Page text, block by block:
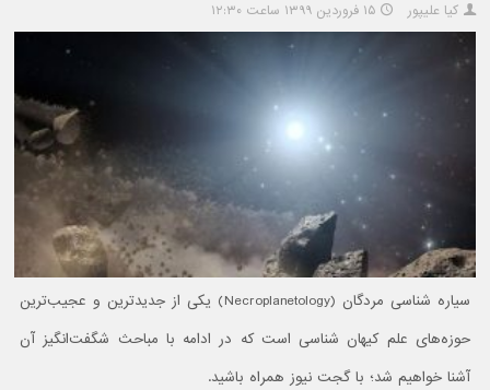
کیا علیپور ۱۵ فروردین ۱۳۹۹ ساعت ۱۲:۳۰
سیاره شناسی مردگان (Necroplanetology) یکی از جدیدترین و عجیب‌ترین
حوزه‌های علم کیهان شناسی است که در ادامه با مباحث شگفت‌انگیز آن
آشنا خواهیم شد؛ با گجت نیوز همراه باشید.